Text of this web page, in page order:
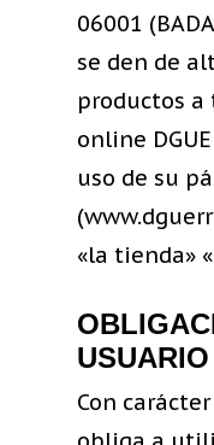
06001
se den de
productos a
online
uso de su
«la tienda»
Con